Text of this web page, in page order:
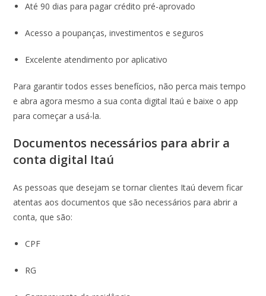
Até 90 dias para pagar crédito pré-aprovado
Acesso a poupanças, investimentos e seguros
Excelente atendimento por aplicativo
Para garantir todos esses benefícios, não perca mais tempo
e abra agora mesmo a sua conta digital Itaú e baixe o app
para começar a usá-la.
Documentos necessários para abrir a
conta digital Itaú
As pessoas que desejam se tornar clientes Itaú devem ficar
atentas aos documentos que são necessários para abrir a
conta, que são:
CPF
RG